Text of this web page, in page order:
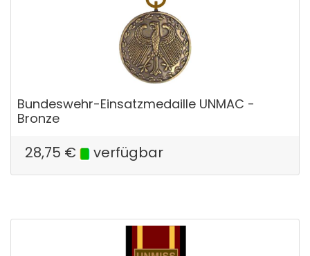
Bundeswehr-Einsatzmedaille UNMAC -
Bronze
28,75 € verfügbar